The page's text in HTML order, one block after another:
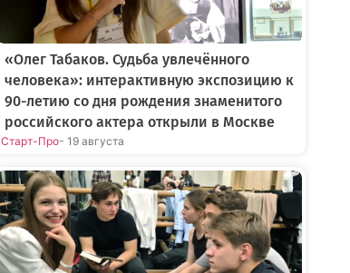
«Олег Табаков. Судьба увлечённого
человека»: интерактивную экспозицию к
90-летию со дня рождения знаменитого
российского актера открыли в Москве
Старт-Про- 19 августа